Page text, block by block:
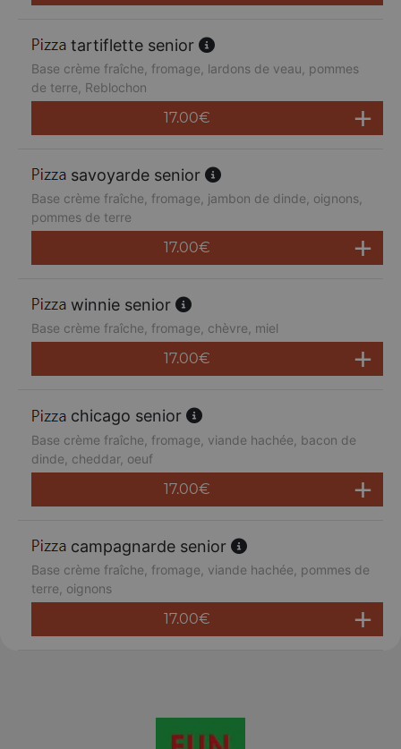
tartiflette senior
Base crème fraîche, fromage, lardons de veau, pommes
de terre, Reblochon
17.00€
savoyarde senior
Base crème fraîche, fromage, jambon de dinde, oignons,
pommes de terre
17.00€
winnie senior
Base crème fraîche, fromage, chèvre, miel
17.00€
chicago senior
Base crème fraîche, fromage, viande hachée, bacon de
dinde, cheddar, oeuf
17.00€
campagnarde senior
Base crème fraîche, fromage, viande hachée, pommes de
terre, oignons
17.00€